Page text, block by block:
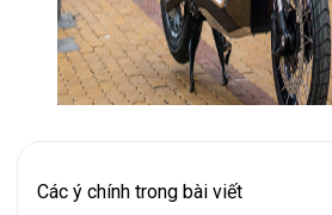
Các ý chính trong bài viết